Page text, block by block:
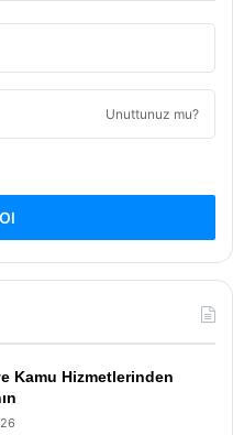
Unuttunuz mu?
Kamu Hizmetlerinden